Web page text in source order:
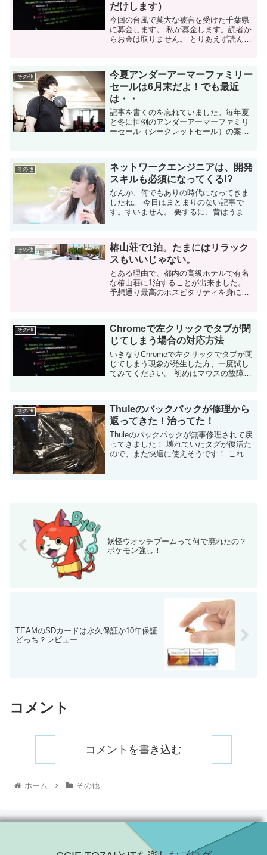
だけします）
今回の台風で莫大な被害を受けた千葉県
に募金します。 私が募金します。読者か
らお金は取りません。 とりあえず読んで
その他
今夏アンダーアーマーファミリー
セールは6月末だよ！でも最近
は・・
記事を書くのを忘れていました。毎年夏
と冬に恒例のアンダーアーマーファミリ
ーセール（シークレットセール）の案内
ら参加人数が劇的に増えているのを肌で
感じます。 ア...
その他
ネットワークエンジニアは、開発
スキルも必須になってくる!?
なんか、何でもありの時代になってきま
したね。 今日はまとまりのない記事で
す。すいません。 要するに、昔はうまい
てきた、って事が言いたいんです。 私...
その他
椿山荘で1泊。たまにはリラック
スもいいじゃない。
とある理由で、都内の高級ホテルで有名
な椿山荘に1泊することが出来ました。
予想通り最高のホスピタリティを身にし
のは今回...
その他
Chromeで左クリックでタブが閉
じてしまう場合の対応方法
いきなりChromeで左クリックでタブが閉
じてしまう現象が発生した方、一度試し
てみてください。 初めはマウスの故障か
その他
Thuleのバックパックが修理から
返ってきた！治ってた！
Thuleのバックパックが無事修理されて戻
ってきました！ 壊れていたタグが復活た
ので、また快適に使えそうです！ これま
妖怪ウオッチブームって何で廃れたの？
ポケモン強し！
TEAMのSDカードは永久保証か10年保証
どっち？レビュー
コメント
コメントを書き込む
ホーム その他